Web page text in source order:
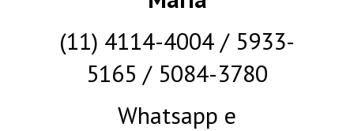
(11) 4114-4004 / 5933-
5165 / 5084-3780
Whatsapp e